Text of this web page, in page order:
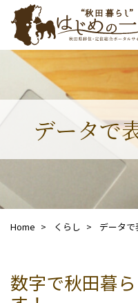
データで
Home くらし データ
数字で秋田暮